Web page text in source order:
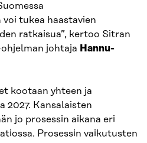
tukea haastavien
ratkaisua”, kertoo Sitran
johtaja Hannu-
kootaan yhteen ja
2027. Kansalaisten
jo prosessin aikana eri
Prosessin vaikutusten